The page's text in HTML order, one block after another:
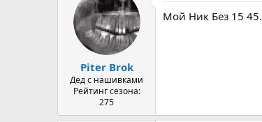
Piter Brok
Дед с нашивками
Рейтинг сезона:
275
Мой Ник Без 15 45.